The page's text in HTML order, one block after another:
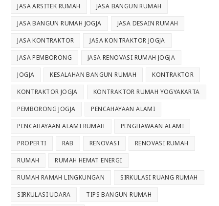
JASA ARSITEK RUMAH JASA BANGUN RUMAH
JASA BANGUN RUMAH JOGJA JASA DESAIN RUMAH
JASA KONTRAKTOR JASA KONTRAKTOR JOGJA
JASA PEMBORONG JASA RENOVASI RUMAH JOGJA
JOGJA KESALAHAN BANGUN RUMAH KONTRAKTOR
KONTRAKTOR JOGJA KONTRAKTOR RUMAH YOGYAKARTA
PEMBORONG JOGJA PENCAHAYAAN ALAMI
PENCAHAYAAN ALAMI RUMAH PENGHAWAAN ALAMI
PROPERTI RAB RENOVASI RENOVASI RUMAH
RUMAH RUMAH HEMAT ENERGI
RUMAH RAMAH LINGKUNGAN SIRKULASI RUANG RUMAH
SIRKULASI UDARA TIPS BANGUN RUMAH